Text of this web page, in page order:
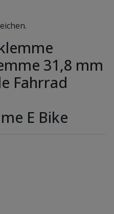
31,8 mm
Fahrrad
E Bike